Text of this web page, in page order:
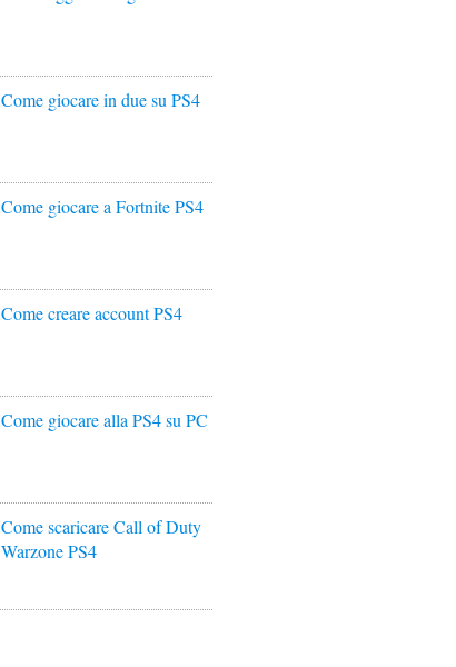
Come giocare in due su PS4
Come giocare a Fortnite PS4
Come creare account PS4
Come giocare alla PS4 su PC
Come scaricare Call of Duty
Warzone PS4